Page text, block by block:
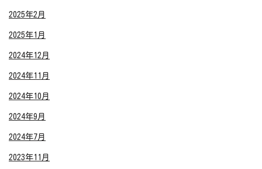
2025年2月
2025年1月
2024年12月
2024年11月
2024年10月
2024年9月
2024年7月
2023年11月